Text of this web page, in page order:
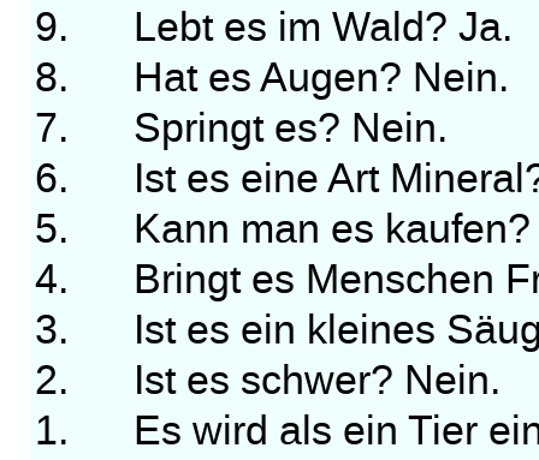
9. Lebt es im Wald? Ja.
8. Hat es Augen? Nein.
7. Springt es? Nein.
6. Ist es eine Art
5. Kann man es kaufen?
4. Bringt es Menschen
3. Ist es ein kleines
2. Ist es schwer? Nein.
1. Es wird als ein Tier